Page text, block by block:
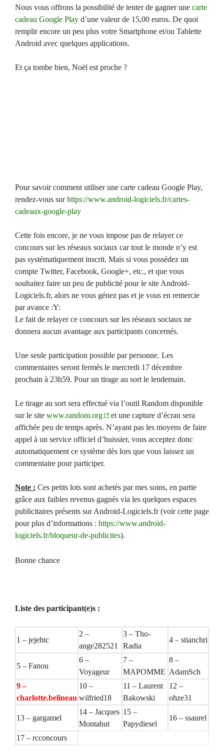
Nous vous offrons la possibilité de tenter de gagner une carte
cadeau Google Play d’une valeur de 15,00 euros. De quoi
remplir encore un peu plus votre Smartphone et/ou Tablette
Android avec quelques applications.
Et ça tombe bien, Noël est proche ?
Pour savoir comment utiliser une carte cadeau Google Play,
rendez-vous surhttps://www.android-logiciels.fr/cartes-
cadeaux-google-play
Cette fois encore, je ne vous impose pas de relayer ce
concours sur les réseaux sociaux car tout le monde n’y est
pas systématiquement inscrit. Mais si vous possédez un
compte Twitter, Facebook, Google+, etc., et que vous
souhaitez faire un peu de publicité pour le site Android-
Logiciels.fr, alors ne vous génez pas et je vous en remercie
par avance :Y:
Le fait de relayer ce concours sur les réseaux sociaux ne
donnera aucun avantage aux participants concernés.
Une seule participation possible par personne. Les
commentaires seront fermés le mercredi 17 décembre
prochain à 23h59. Pour un tirage au sort le lendemain.
Le tirage au sort sera effectué via l’outil Random disponible
sur le site www.random.org
et une capture d’écran sera
affichée peu de temps après. N’ayant pas les moyens de faire
appel à un service officiel d’huissier, vous acceptez donc
automatiquement ce système dès lors que vous laissez un
commentaire pour participer.
Note : Ces petits lots sont achetés par mes soins, en partie
grâce aux faibles revenus gagnés via les quelques espaces
publicitaires présents sur Android-Logiciels.fr (voir cette page
pour plus d’informations : https://www.android-
logiciels.fr/bloqueur-de-publicites).
Bonne chance
Liste des participant(e)s :
1 – jejehtc
2 –
ange282521
3 – Tho-
Radia
4 – stianchri
5 – Fanou
6 –
Voyageur
7 –
MAPOMME
8 –
AdamSch
9 –
charlotte.belineau
10 –
wilfried18
11 – Laurent
Bakowski
12 –
ohze31
13 – gargamel
14 – Jacques
Montahut
15 –
Papydiesel
16 – ssaurel
17 – rcconcours